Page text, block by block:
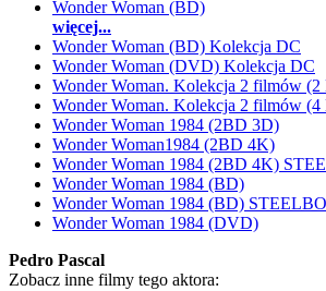
Wonder Woman (BD)
więcej...
Wonder Woman (BD) Kolekcja DC
Wonder Woman (DVD) Kolekcja DC
Wonder Woman. Kolekcja 2 filmów
Wonder Woman. Kolekcja 2 filmów
Wonder Woman 1984 (2BD 3D)
Wonder Woman1984 (2BD 4K)
Wonder Woman 1984 (2BD 4K)
Wonder Woman 1984 (BD)
Wonder Woman 1984 (BD)
Wonder Woman 1984 (DVD)
Pedro Pascal
Zobacz inne filmy tego aktora: